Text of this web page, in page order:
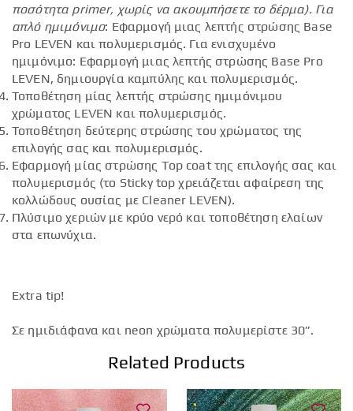
ποσότητα primer, χωρίς να ακουμπήσετε το δέρμα).Για
απλό ημιμόνιμο: Εφαρμογή μιας λεπτής στρώσης Base
Pro LEVEN και πολυμερισμός. Για ενισχυμένο
ημιμόνιμο: Εφαρμογή μιας λεπτής στρώσης Base Pro
LEVEN, δημιουργία καμπύλης και πολυμερισμός.
Τοποθέτηση μίας λεπτής στρώσης ημιμόνιμου
χρώματος LEVEN και πολυμερισμός.
Τοποθέτηση δεύτερης στρώσης του χρώματος της
επιλογής σας και πολυμερισμός.
Εφαρμογή μίας στρώσης Top coat της επιλογής σας και
πολυμερισμός (το Sticky top χρειάζεται αφαίρεση της
κολλώδους ουσίας με Cleaner LEVEN).
Πλύσιμο χεριών με κρύο νερό και τοποθέτηση ελαίων
στα επωνύχια.
Extra tip!
Σε ημιδιάφανα και neon χρώματα πολυμερίστε 30”.
Related Products